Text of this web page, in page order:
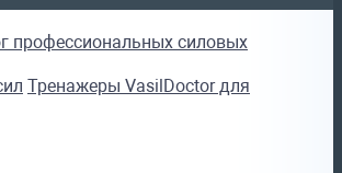
профессиональных силовых
Тренажеры VasilDoctor для